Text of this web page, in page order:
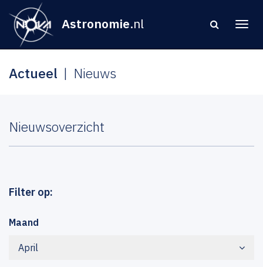
Astronomie.nl
Actueel Nieuws
Nieuwsoverzicht
Filter op:
Maand
April